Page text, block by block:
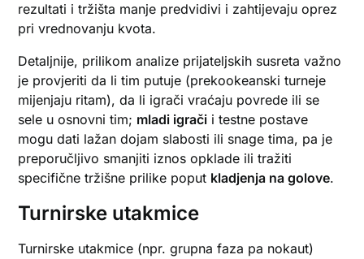
rezultati i tržišta manje predvidivi i zahtijevaju oprez
pri vrednovanju kvota.
Detaljnije, prilikom analize prijateljskih susreta važno
je provjeriti da li tim putuje (prekookeanski turneje
mijenjaju ritam), da li igrači vraćaju povrede ili se
sele u osnovni tim; mladi igrači i testne postave
mogu dati lažan dojam slabosti ili snage tima, pa je
preporučljivo smanjiti iznos opklade ili tražiti
specifične tržišne prilike poput kladjenja na golove.
Turnirske utakmice
Turnirske utakmice (npr. grupna faza pa nokaut)